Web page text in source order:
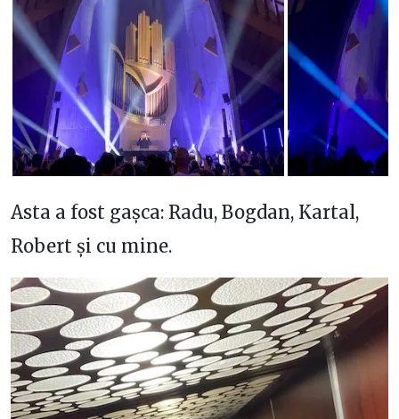
Asta a fost gașca: Radu, Bogdan, Kartal,
Robert și cu mine.